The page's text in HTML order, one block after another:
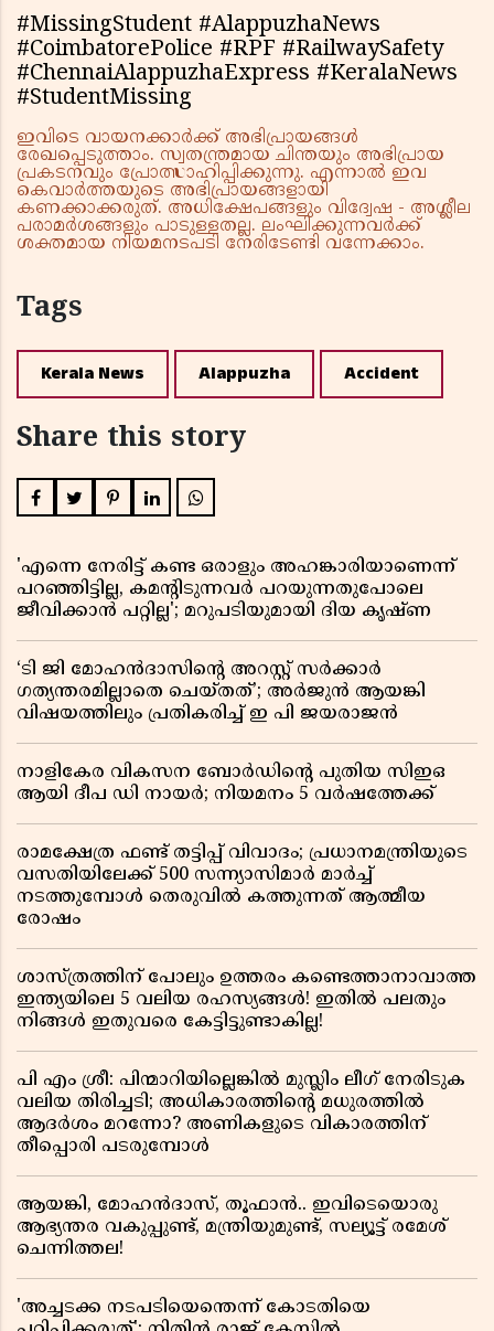
#MissingStudent #AlappuzhaNews
#CoimbatorePolice #RPF #RailwaySafety
#ChennaiAlappuzhaExpress #KeralaNews
#StudentMissing
ഇവിടെ വായനക്കാർക്ക് അഭിപ്രായങ്ങൾ
രേഖപ്പെടുത്താം. സ്വതന്ത്രമായ ചിന്തയും അഭിപ്രായ
പ്രകടനവും പ്രോത്സാഹിപ്പിക്കുന്നു. എന്നാൽ ഇവ
കെവാർത്തയുടെ അഭിപ്രായങ്ങളായി
കണക്കാക്കരുത്. അധിക്ഷേപങ്ങളും വിദ്വേഷ - അശ്ലീല
പരാമർശങ്ങളും പാടുള്ളതല്ല. ലംഘിക്കുന്നവർക്ക്
ശക്തമായ നിയമനടപടി നേരിടേണ്ടി വന്നേക്കാം.
Tags
Kerala News Alappuzha Accident
Share this story
'എന്നെ നേരിട്ട് കണ്ട ഒരാളും അഹങ്കാരിയാണെന്ന്
പറഞ്ഞിട്ടില്ല, കമൻ്റിടുന്നവർ പറയുന്നതുപോലെ
ജീവിക്കാൻ പറ്റില്ല'; മറുപടിയുമായി ദിയ കൃഷ്ണ
‘ടി ജി മോഹൻദാസിൻ്റെ അറസ്റ്റ് സർക്കാർ
ഗത്യന്തരമില്ലാതെ ചെയ്തത്’; അർജുൻ ആയങ്കി
വിഷയത്തിലും പ്രതികരിച്ച് ഇ പി ജയരാജൻ
നാളികേര വികസന ബോർഡിൻ്റെ പുതിയ സിഇഒ
ആയി ദീപ ഡി നായർ; നിയമനം 5 വർഷത്തേക്ക് ​​​​​​​
രാമക്ഷേത്ര ഫണ്ട് തട്ടിപ്പ് വിവാദം; പ്രധാനമന്ത്രിയുടെ
വസതിയിലേക്ക് 500 സന്ന്യാസിമാർ മാർച്ച്
നടത്തുമ്പോൾ തെരുവിൽ കത്തുന്നത് ആത്മീയ
രോഷം
ശാസ്ത്രത്തിന് പോലും ഉത്തരം കണ്ടെത്താനാവാത്ത
ഇന്ത്യയിലെ 5 വലിയ രഹസ്യങ്ങൾ! ഇതിൽ പലതും
നിങ്ങൾ ഇതുവരെ കേട്ടിട്ടുണ്ടാകില്ല!
പി എം ശ്രീ: പിന്മാറിയില്ലെങ്കിൽ മുസ്ലിം ലീഗ് നേരിടുക
വലിയ തിരിച്ചടി; അധികാരത്തിന്റെ മധുരത്തിൽ
ആദർശം മറന്നോ? അണികളുടെ വികാരത്തിന്
തീപ്പൊരി പടരുമ്പോൾ
ആയങ്കി, മോഹൻദാസ്, തൂഫാൻ.. ഇവിടെയൊരു
ആഭ്യന്തര വകുപ്പുണ്ട്, മന്ത്രിയുമുണ്ട്, സല്യൂട്ട് രമേശ്‌
ചെന്നിത്തല!
'അച്ചടക്ക നടപടിയെന്തെന്ന് കോടതിയെ